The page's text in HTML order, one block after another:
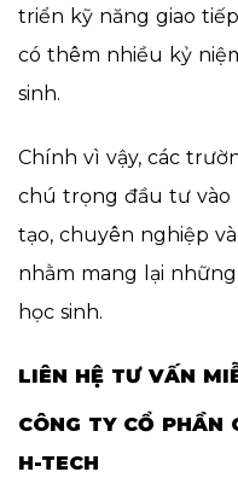
triển kỹ năng giao
có thêm nhiều kỷ
sinh.
Chính vì vậy, các
chú trọng đầu tư vào
tạo, chuyên nghiệp
nhằm mang lại
học sinh.
LIÊN HỆ TƯ VẤN
CÔNG TY CỔ PHẦN
H-TECH